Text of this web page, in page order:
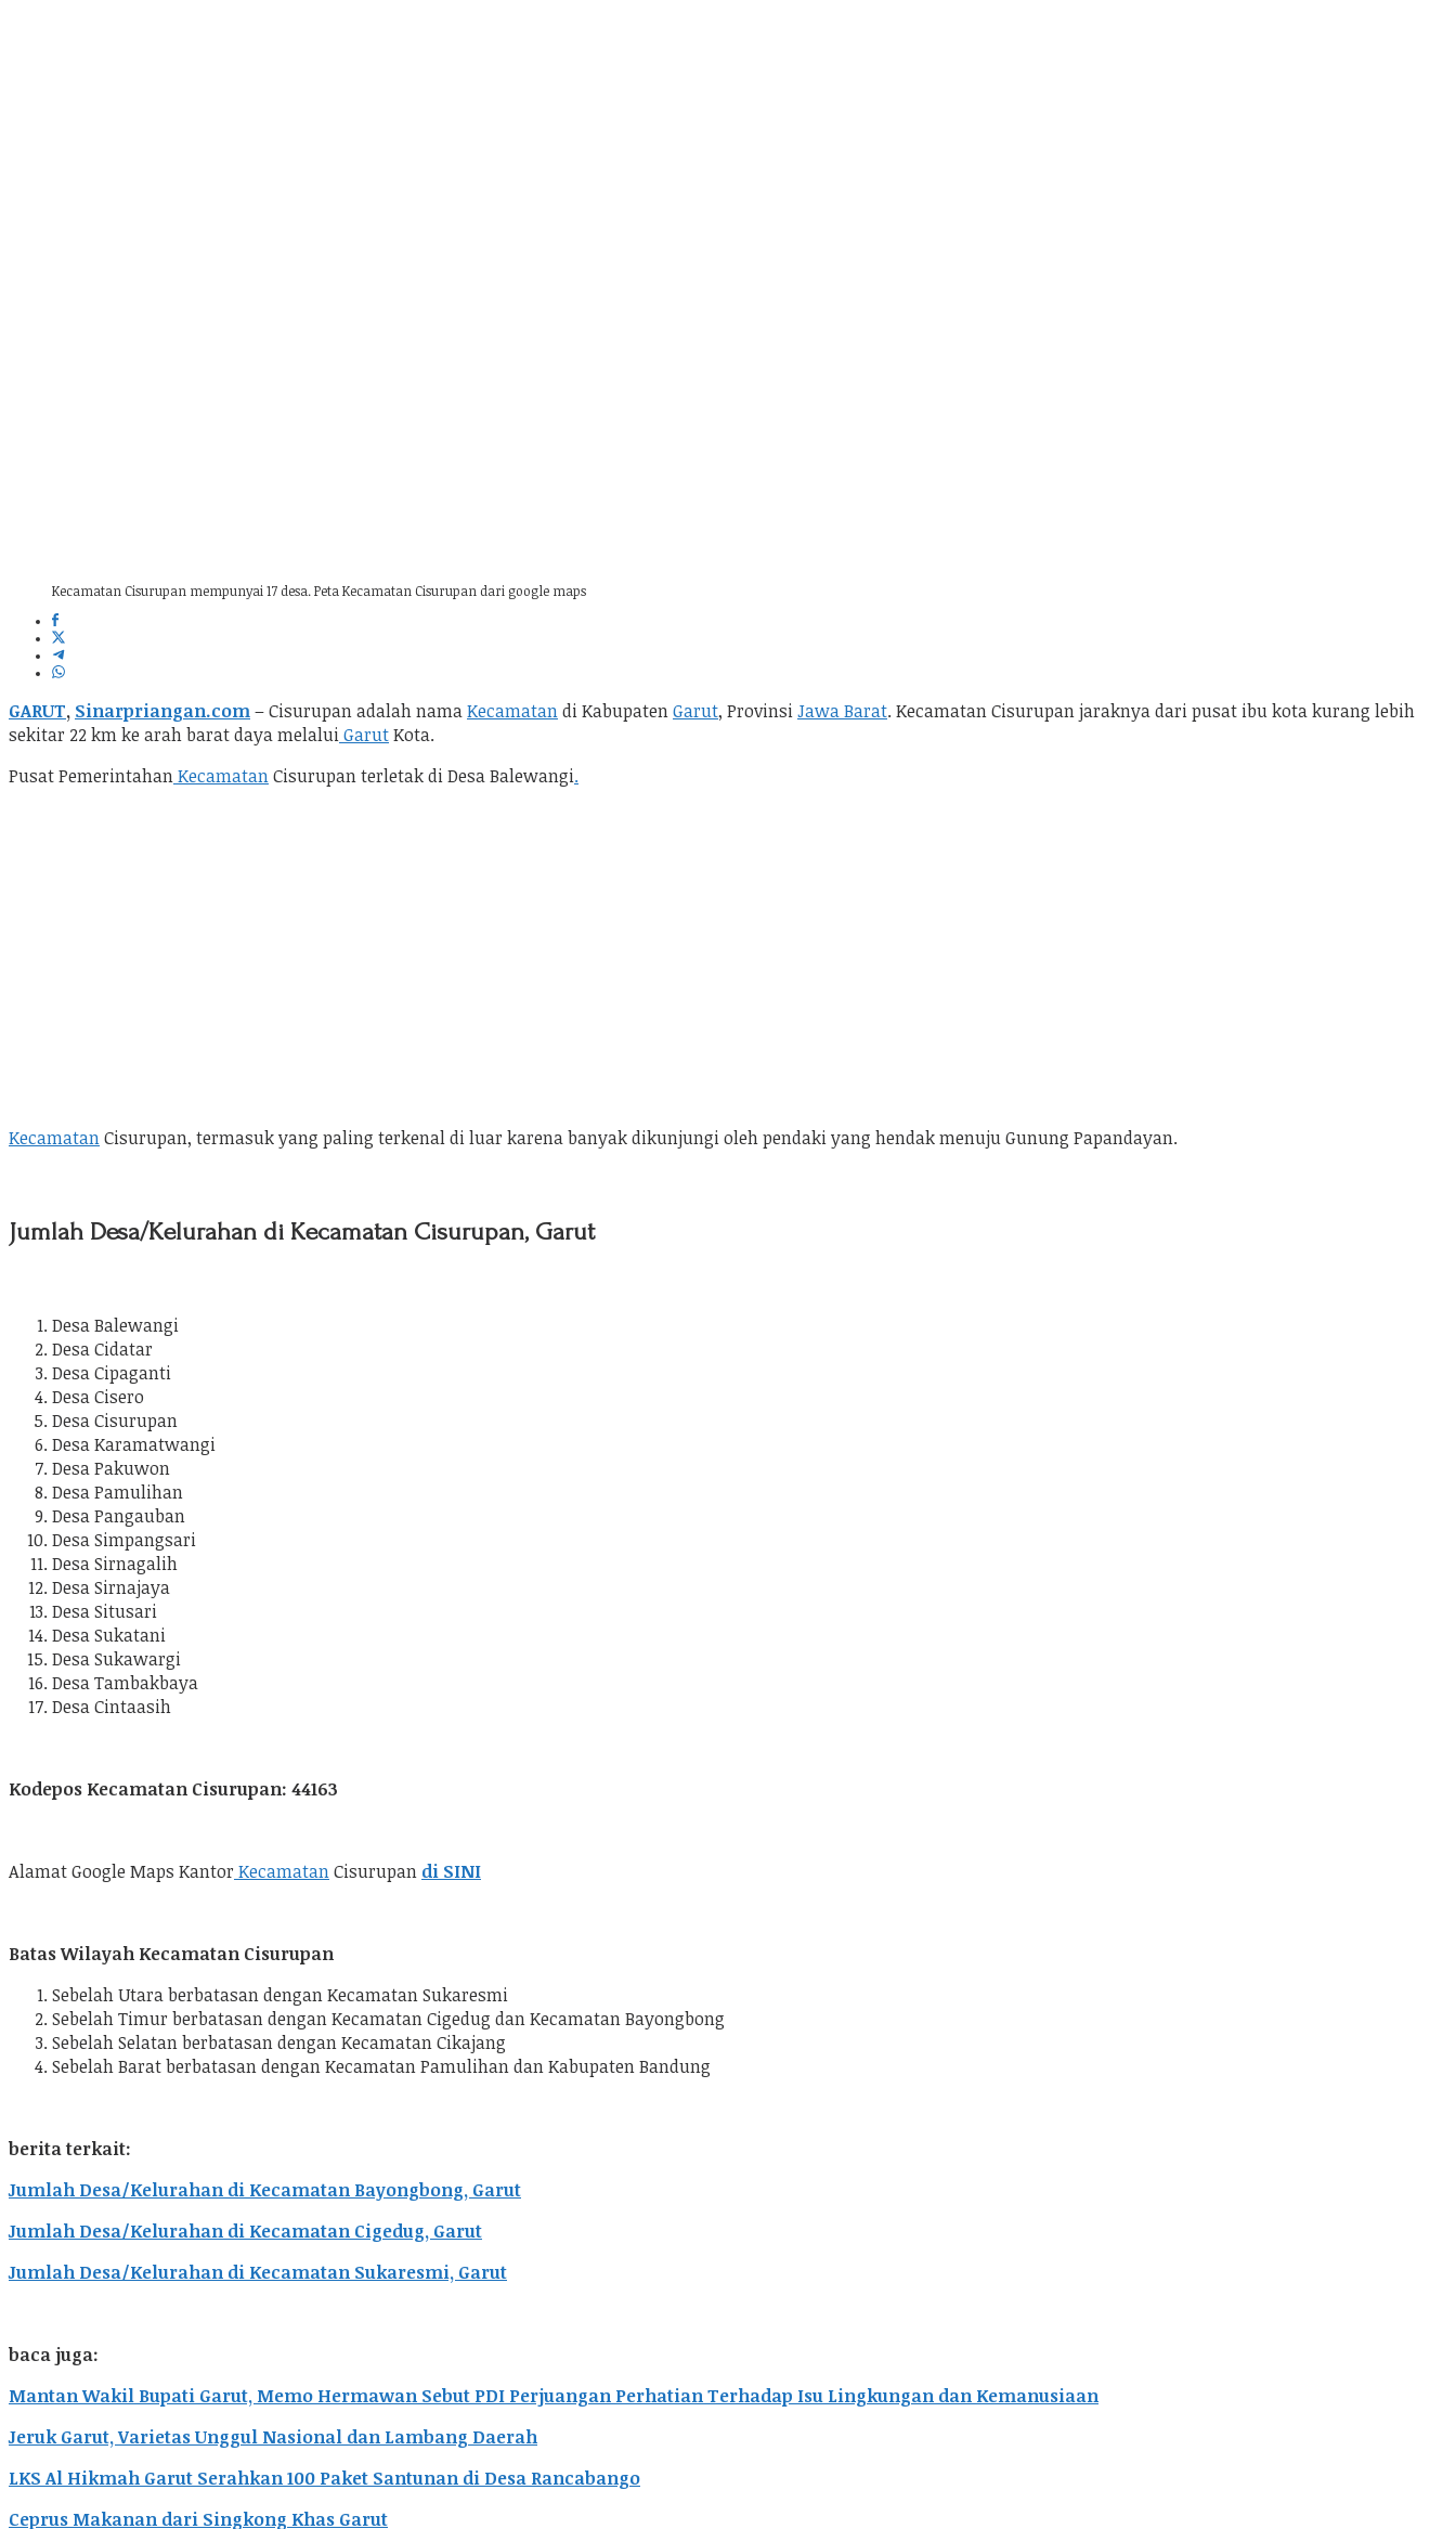
Kecamatan Cisurupan mempunyai 17 desa. Peta Kecamatan Cisurupan dari google maps
GARUT, Sinarpriangan.com– Cisurupan adalah namaKecamatandi KabupatenGarut, ProvinsiJawa Barat. Kecamatan Cisurupan jaraknya dari pusat ibu kota kurang lebih
sekitar 22 km ke arah barat daya melaluiGarutKota.
Pusat PemerintahanKecamatanCisurupan terletak di Desa Balewangi.
KecamatanCisurupan, termasuk yang paling terkenal di luar karena banyak dikunjungi oleh pendaki yang hendak menuju Gunung Papandayan.
Jumlah Desa/Kelurahan di Kecamatan Cisurupan, Garut
Desa Balewangi
Desa Cidatar
Desa Cipaganti
Desa Cisero
Desa Cisurupan
Desa Karamatwangi
Desa Pakuwon
Desa Pamulihan
Desa Pangauban
Desa Simpangsari
Desa Sirnagalih
Desa Sirnajaya
Desa Situsari
Desa Sukatani
Desa Sukawargi
Desa Tambakbaya
Desa Cintaasih
Kodepos Kecamatan Cisurupan: 44163
Alamat Google Maps Kantor KecamatanCisurupan di SINI
Batas Wilayah Kecamatan Cisurupan
Sebelah Utara berbatasan dengan Kecamatan Sukaresmi
Sebelah Timur berbatasan dengan Kecamatan Cigedug dan Kecamatan Bayongbong
Sebelah Selatan berbatasan dengan Kecamatan Cikajang
Sebelah Barat berbatasan dengan Kecamatan Pamulihan dan Kabupaten Bandung
berita terkait:
Jumlah Desa/Kelurahan di Kecamatan Bayongbong, Garut
Jumlah Desa/Kelurahan di Kecamatan Cigedug, Garut
Jumlah Desa/Kelurahan di Kecamatan Sukaresmi, Garut
baca juga:
Mantan Wakil Bupati Garut, Memo Hermawan Sebut PDI Perjuangan Perhatian Terhadap Isu Lingkungan dan Kemanusiaan
Jeruk Garut, Varietas Unggul Nasional dan Lambang Daerah
LKS Al Hikmah Garut Serahkan 100 Paket Santunan di Desa Rancabango
Ceprus Makanan dari Singkong Khas Garut